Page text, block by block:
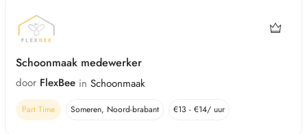
Schoonmaak medewerker
door FlexBee in Schoonmaak
Part Time Someren, Noord-brabant €13 - €14/ uur